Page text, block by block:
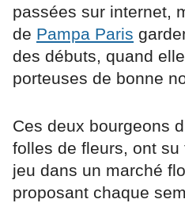
passées sur internet,
de Pampa Paris
des débuts, quand
porteuses de bonne
Ces deux bourgeons
folles de fleurs, ont su
jeu dans un marché
proposant chaque